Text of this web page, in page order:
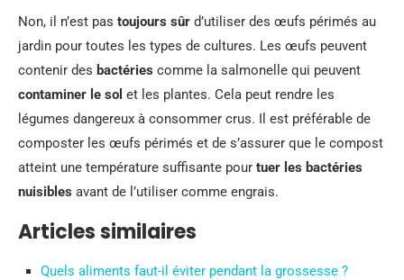
Non, il n’est pas toujours sûr d’utiliser des œufs périmés au
jardin pour toutes les types de cultures. Les œufs peuvent
contenir des bactéries comme la salmonelle qui peuvent
contaminer le sol et les plantes. Cela peut rendre les
légumes dangereux à consommer crus. Il est préférable de
composter les œufs périmés et de s’assurer que le compost
atteint une température suffisante pour tuer les bactéries
nuisibles avant de l’utiliser comme engrais.
Articles similaires
Quels aliments faut-il éviter pendant la grossesse ?